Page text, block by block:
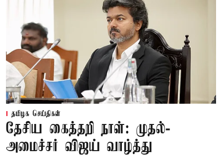
தமிழக செய்திகள்
தேசிய கைத்தறி நாள்: முதல்-
அமைச்சர் விஜய் வாழ்த்து